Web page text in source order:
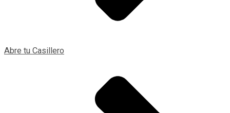
Abre tu Casillero